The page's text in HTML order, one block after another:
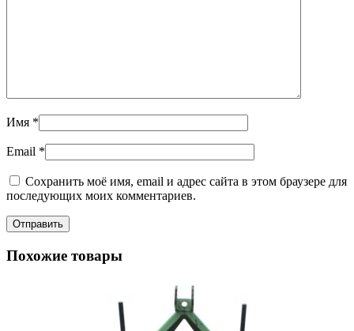
Имя *
Email *
Сохранить моё имя, email и адрес сайта в этом браузере для
последующих моих комментариев.
Похожие товары